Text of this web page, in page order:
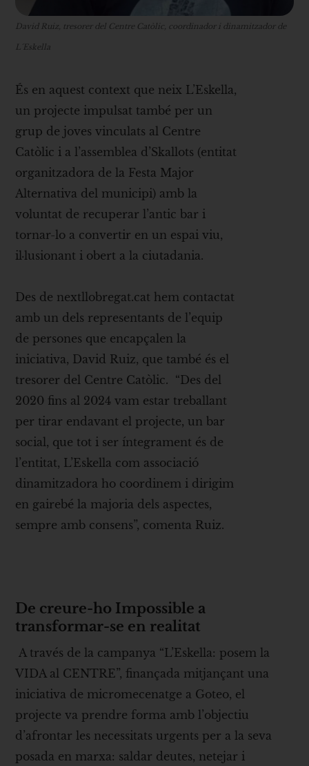
És en aquest context que neix L’Eskella,
un projecte impulsat també per un
grup de joves vinculats al Centre
Catòlic i a l’assemblea d’Skallots (entitat
organitzadora de la Festa Major
Alternativa del municipi) amb la
voluntat de recuperar l’antic bar i
tornar-lo a convertir en un espai viu,
il·lusionant i obert a la ciutadania.
Des de nextllobregat.cat hem contactat
amb un dels representants de l’equip
de persones que encapçalen la
iniciativa, David Ruiz, que també és el
tresorer del Centre Catòlic. “Des del
2020 fins al 2024 vam estar treballant
per tirar endavant el projecte, un bar
social, que tot i ser íntegrament és de
l’entitat, L’Eskella com associació
dinamitzadora ho coordinem i dirigim
en gairebé la majoria dels aspectes,
sempre amb consens”, comenta Ruiz.
David Ruiz, tresorer del Centre Catòlic, coordinador i dinamitzador de
L´Eskella
De creure-ho Impossible a
transformar-se en realitat
A través de la campanya “L’Eskella: posem la
VIDA al CENTRE”, finançada mitjançant una
iniciativa de micromecenatge a Goteo, el
projecte va prendre forma amb l’objectiu
d’afrontar les necessitats urgents per a la seva
posada en marxa: saldar deutes, netejar i